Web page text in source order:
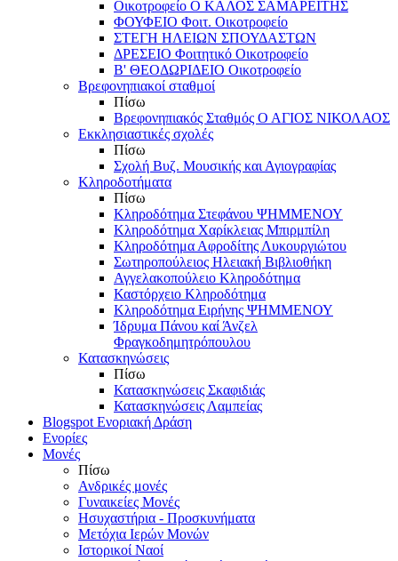
Οικοτροφείο Ο ΚΑΛΟΣ ΣΑΜΑΡΕΙΤΗΣ
ΦΟΥΦΕΙΟ Φοιτ. Οικοτροφείο
ΣΤΕΓΗ ΗΛΕΙΩΝ ΣΠΟΥΔΑΣΤΩΝ
ΔΡΕΣΕΙΟ Φοιτητικό Οικοτροφείο
Β' ΘΕΟΔΩΡΙΔΕΙΟ Οικοτροφείο
Βρεφονηπιακοί σταθμοί
Πίσω
Βρεφονηπιακός Σταθμός Ο ΑΓΙΟΣ ΝΙΚΟΛΑΟΣ
Εκκλησιαστικές σχολές
Πίσω
Σχολή Βυζ. Μουσικής και Αγιογραφίας
Κληροδοτήματα
Πίσω
Κληροδότημα Στεφάνου ΨΗΜΜΕΝΟΥ
Κληροδότημα Χαρίκλειας Μπιρμπίλη
Κληροδότημα Αφροδίτης Λυκουργιώτου
Σωτηροπούλειος Ηλειακή Βιβλιοθήκη
Αγγελακοπούλειο Κληροδότημα
Καστόρχειο Κληροδότημα
Κληροδότημα Ειρήνης ΨΗΜΜΕΝΟΥ
Ίδρυμα Πάνου καί Άνζελ
Φραγκοδημητρόπουλου
Κατασκηνώσεις
Πίσω
Κατασκηνώσεις Σκαφιδιάς
Κατασκηνώσεις Λαμπείας
Blogspot Ενοριακή Δράση
Ενορίες
Μονές
Πίσω
Ανδρικές μονές
Γυναικείες Μονές
Ησυχαστήρια - Προσκυνήματα
Μετόχια Ιερών Μονών
Ιστορικοί Ναοί